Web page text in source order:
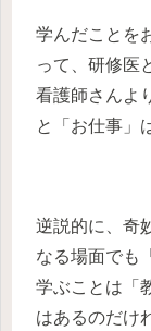
学んだことを
って、研修医
看護師さんよ
と「お仕事」
逆説的に、奇
なる場面でも
学ぶことは「
はあるのだけ